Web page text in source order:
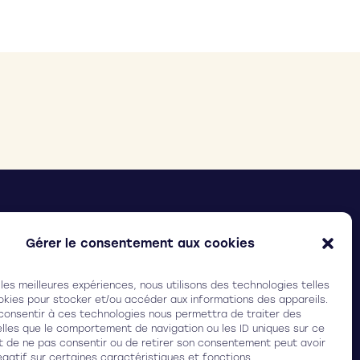
Gérer le consentement aux cookies
meilleures expériences, nous utilisons des technologies telles
pour stocker et/ou accéder aux informations des appareils.
à ces technologies nous permettra de traiter des
que le comportement de navigation ou les ID uniques sur ce
de ne pas consentir ou de retirer son consentement peut avoir
sur certaines caractéristiques et fonctions.
Ampéris, Bât. Baya,
(0)5 64 31 19 30